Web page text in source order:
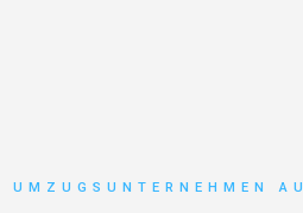
UMZUGSUNTERNEHMEN